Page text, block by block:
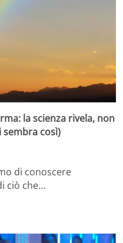
la scienza rivela, non
sembra così)
di conoscere
ciò che…